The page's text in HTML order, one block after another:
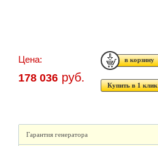
Цена:
178 036 руб.
Купить в 1 клик
Гарантия генератора